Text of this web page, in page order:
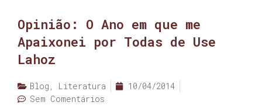
Opinião: O Ano em que me
Apaixonei por Todas de Use
Lahoz
Blog , Literatura
10/04/2014
Sem Comentários